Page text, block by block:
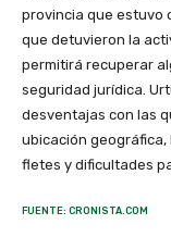
provincia que estuvo
que detuvieron la
permitirá recuperar
seguridad jurídica.
desventajas con las
ubicación
fletes y dificultades
FUENTE: CRONISTA.COM